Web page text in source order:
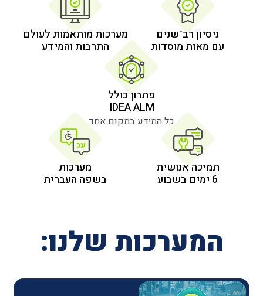
מוסדות
מערכות מותאמות לעולם
התרבות והמידע
כל המידע במקום אחד
מערכות
בשפה העברית
שלנו: